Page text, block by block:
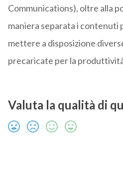
Communications), oltre alla
maniera separata i contenuti
mettere a disposizione
precaricate per la
Valuta la qualità di